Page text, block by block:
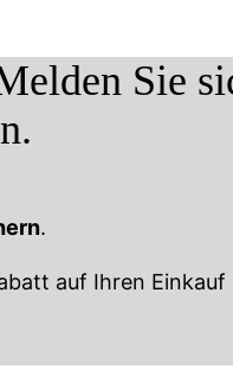
Sie
.
auf Ihren Einkauf